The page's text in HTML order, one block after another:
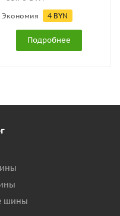
Экономия 4 BYN
Подробнее
шины